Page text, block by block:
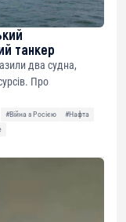
танкер
два судна,
Про
#Війна з Росією
#Нафта